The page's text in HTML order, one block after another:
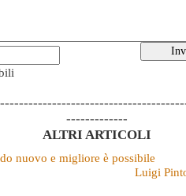
-------------
ALTRI ARTICOLI
nuovo e migliore è possibile
Luigi